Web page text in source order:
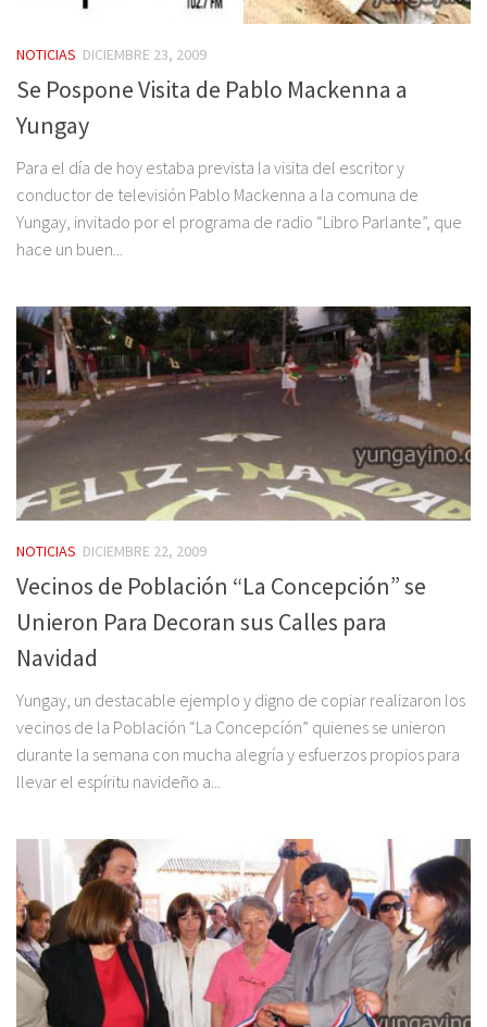
NOTICIAS DICIEMBRE 23, 2009
Se Pospone Visita de Pablo Mackenna a
Yungay
Para el día de hoy estaba prevista la visita del escritor y
conductor de televisión Pablo Mackenna a la comuna de
Yungay, invitado por el programa de radio “Libro Parlante”, que
hace un buen...
NOTICIAS DICIEMBRE 22, 2009
Vecinos de Población “La Concepción” se
Unieron Para Decoran sus Calles para
Navidad
Yungay, un destacable ejemplo y digno de copiar realizaron los
vecinos de la Población “La Concepcíón” quienes se unieron
durante la semana con mucha alegría y esfuerzos propios para
llevar el espíritu navideño a...